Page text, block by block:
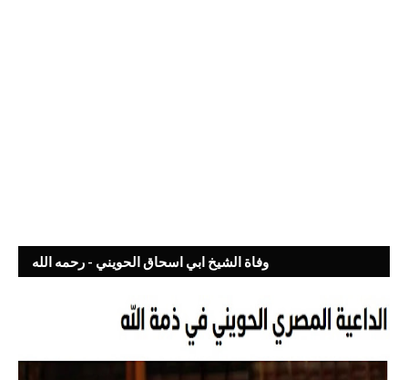
وفاة الشيخ ابي اسحاق الحويني - رحمه الله